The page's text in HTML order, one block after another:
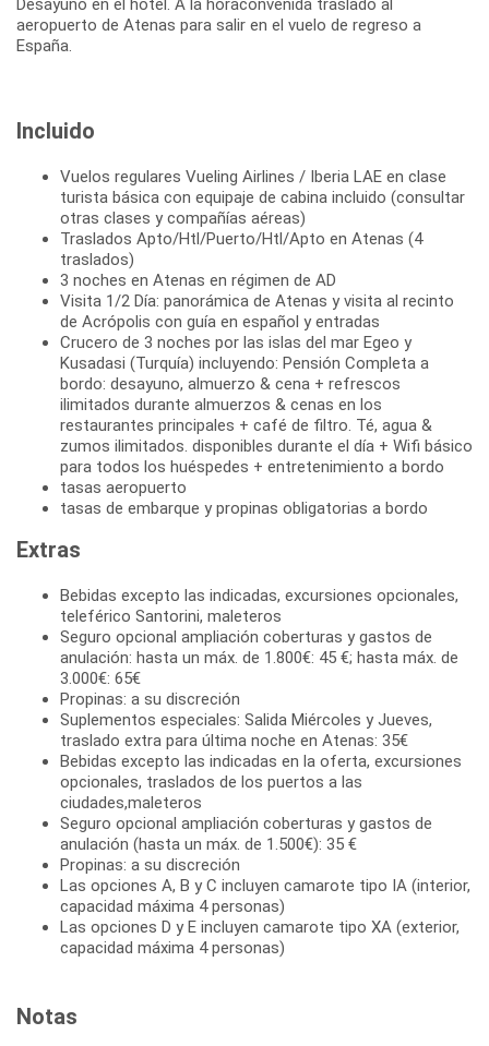
aeropuerto de Atenas para salir en el vuelo de regreso a
España.
Incluido
Vuelos regulares Vueling Airlines / Iberia LAE en clase
turista básica con equipaje de cabina incluido (consultar
otras clases y compañías aéreas)
Traslados Apto/Htl/Puerto/Htl/Apto en Atenas (4
traslados)
3 noches en Atenas en régimen de AD
Visita 1/2 Día: panorámica de Atenas y visita al recinto
de Acrópolis con guía en español y entradas
Crucero de 3 noches por las islas del mar Egeo y
Kusadasi (Turquía) incluyendo: Pensión Completa a
bordo: desayuno, almuerzo & cena + refrescos
ilimitados durante almuerzos & cenas en los
restaurantes principales + café de filtro. Té, agua &
zumos ilimitados. disponibles durante el día + Wifi básico
para todos los huéspedes + entretenimiento a bordo
tasas aeropuerto
tasas de embarque y propinas obligatorias a bordo
Extras
Bebidas excepto las indicadas, excursiones opcionales,
teleférico Santorini, maleteros
Seguro opcional ampliación coberturas y gastos de
anulación: hasta un máx. de 1.800€: 45 €; hasta máx. de
3.000€: 65€
Propinas: a su discreción
Suplementos especiales: Salida Miércoles y Jueves,
traslado extra para última noche en Atenas: 35€
Bebidas excepto las indicadas en la oferta, excursiones
opcionales, traslados de los puertos a las
ciudades,maleteros
Seguro opcional ampliación coberturas y gastos de
anulación (hasta un máx. de 1.500€): 35 €
Propinas: a su discreción
Las opciones A, B y C incluyen camarote tipo IA (interior,
capacidad máxima 4 personas)
Las opciones D y E incluyen camarote tipo XA (exterior,
capacidad máxima 4 personas)
Notas